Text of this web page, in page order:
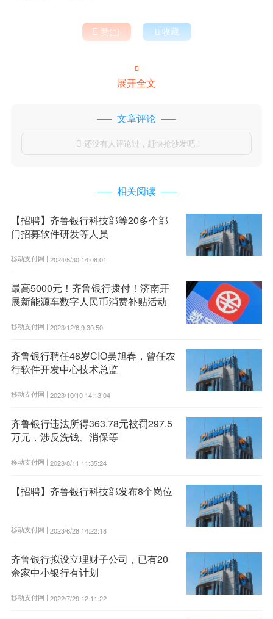
 赞()  收藏

展开全文
文章评论
 还没有人评论过，赶快抢沙发吧！
相关阅读
【招聘】齐鲁银行科技部等20多个部
门招募软件研发等人员
移动支付网 | 2024/5/30 14:08:01
最高5000元！齐鲁银行拨付！济南开
展新能源车数字人民币消费补贴活动
移动支付网 | 2023/12/6 9:30:50
齐鲁银行聘任46岁CIO吴旭春，曾任农
行软件开发中心技术总监
移动支付网 | 2023/10/10 14:13:04
齐鲁银行违法所得363.78元被罚297.5
万元，涉反洗钱、消保等
移动支付网 | 2023/8/11 11:35:24
【招聘】齐鲁银行科技部发布8个岗位
移动支付网 | 2023/6/28 14:22:18
齐鲁银行拟设立理财子公司，已有20
余家中小银行有计划
移动支付网 | 2022/7/29 12:11:22